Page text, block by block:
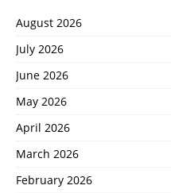
August 2026
July 2026
June 2026
May 2026
April 2026
March 2026
February 2026